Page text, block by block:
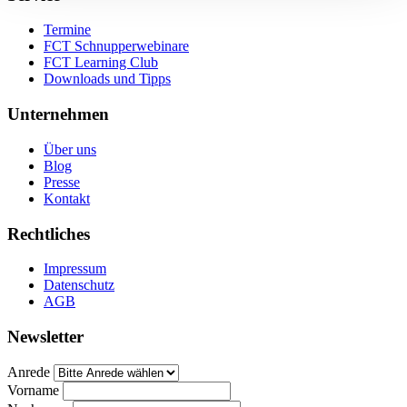
Termine
FCT Schnupperwebinare
FCT Learning Club
Downloads und Tipps
Unternehmen
Über uns
Blog
Presse
Kontakt
Rechtliches
Impressum
Datenschutz
AGB
Newsletter
Anrede
Vorname